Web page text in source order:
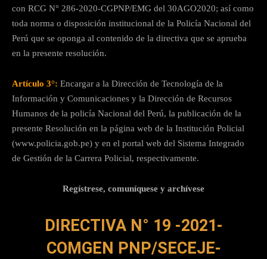
con RCG N° 286-2020-CGPNP/EMG del 30AGO2020; así como
toda norma o disposición institucional de la Policía Nacional del
Perú que se oponga al contenido de la directiva que se aprueba
en la presente resolución.
Artículo 3°: Encargar a la Dirección de Tecnología de la
Información y Comunicaciones y la Dirección de Recursos
Humanos de la policía Nacional del Perú, la publicación de la
presente Resolución en la página web de la Institución Policial
(www.policia.gob.pe) y en el portal web del Sistema Integrado
de Gestión de la Carrera Policial, respectivamente.
Regístrese, comuníquese y archívese
DIRECTIVA N° 19 -2021-
COMGEN PNP/SECEJE-